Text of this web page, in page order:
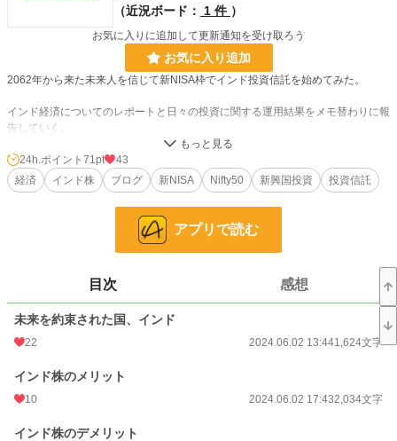
（近況ボード：
1 件 ）
お気に入りに追加して更新通知を受け取ろう
お気に入り追加
2062年から来た未来人を信じて新NISA枠でインド投資信託を始めてみた。
インド経済についてのレポートと日々の投資に関する運用結果をメモ替わりに報
告していく。
インド株は3種類のファンドを積立・成長投資で所有しているが、ここでは「楽
天・インド株Ｎｉｆｔｙ５０インデックス・ファンド」の運用結果のみを記録す
17 位 / 437 件
お気に入り 10
文字数 119,948
24h.ポイント 71pt
43
経済
インド株 ブログ 新NISA Nifty50 新興国投資 投資信託
アプリで読む
目次 感想
未来を約束された国、インド
22 2024.06.02 13:441,624文字
インド株のメリット
10 2024.06.02 17:432,034文字
インド株のデメリット